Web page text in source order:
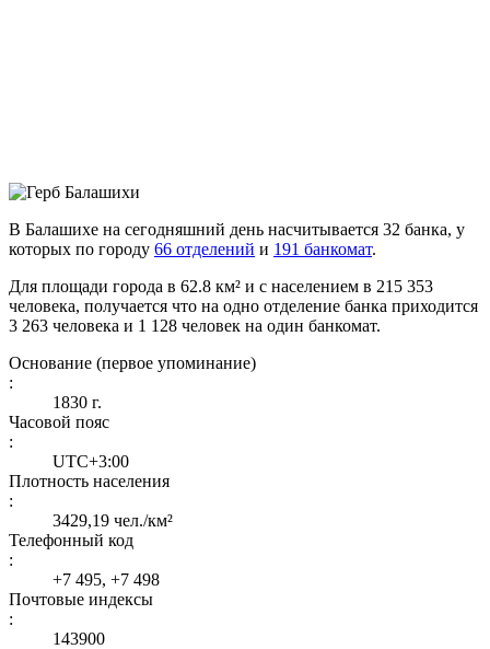
В Балашихе на сегодняшний день насчитывается 32 банка, у
которых по городу 66 отделений и 191 банкомат.
Для площади города в 62.8 км² и с населением в 215 353
человека, получается что на одно отделение банка приходится
3 263 человека и 1 128 человек на один банкомат.
Основание (первое упоминание)
:
1830 г.
Часовой пояс
:
UTC+3:00
Плотность населения
:
3429,19 чел./км²
Телефонный код
:
+7 495, +7 498
Почтовые индексы
:
143900